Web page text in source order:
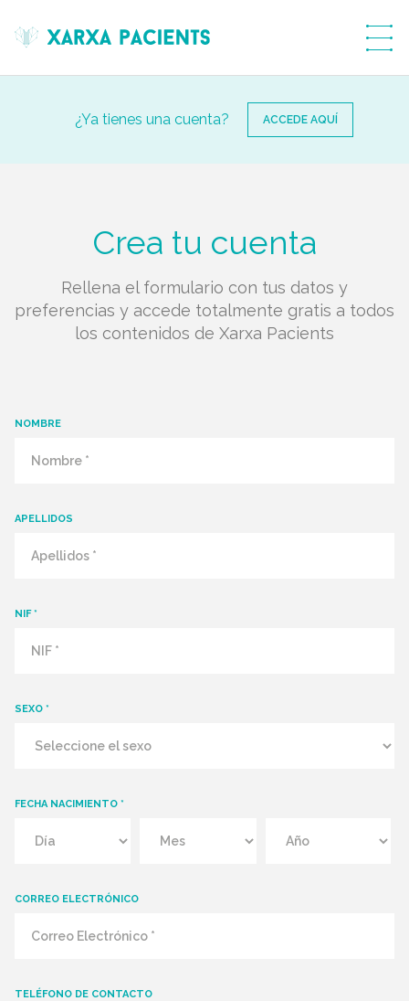
¿Ya tienes una cuenta? ACCEDE AQUÍ
Crea tu cuenta
Rellena el formulario con tus datos y
preferencias y accede totalmente gratis a todos
los contenidos de Xarxa Pacients
NOMBRE
APELLIDOS
NIF *
SEXO *
FECHA NACIMIENTO *
CORREO ELECTRÓNICO
TELÉFONO DE CONTACTO